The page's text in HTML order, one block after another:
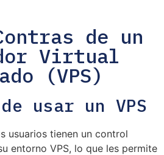
de un
Virtual
(VPS)
usar un VPS
usuarios tienen un control
entorno VPS, lo que les permite